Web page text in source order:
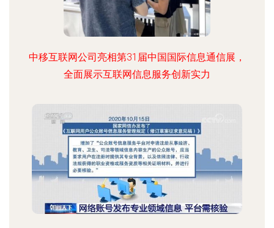
中移互联网公司亮相第31届中国国际信息通信展，
全面展示互联网信息服务创新实力